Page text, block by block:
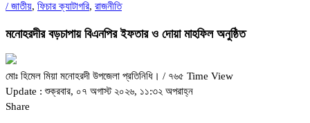
/ জাতীয়, ফিচার ক্যাটাগরি, রাজনীতি
মনোহরদীর বড়চাপায় বিএনপির ইফতার ও দোয়া মাহফিল অনুষ্ঠিত
মোঃ হিমেল মিয়া মনোহরদী উপজেলা প্রতিনিধি। / ৭৬৫ Time View
Update : শুক্রবার, ০৭ অগাস্ট ২০২৬, ১১:৩২ অপরাহ্ন
Share